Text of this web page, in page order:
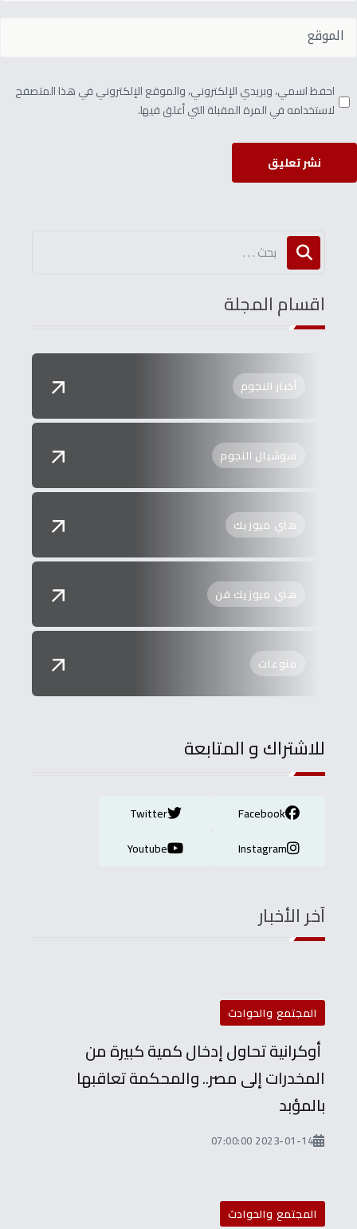
احفظ اسمي، وبريدي الإلكتروني، والموقع الإلكتروني في هذا المتصفح
لاستخدامه في المرة المقبلة التي أعلق فيها.
نشر تعليق
اقسام المجلة
أخبار النجوم
سوشيال النجوم
هاي ميوزيك
هاي ميوزيك فن
منوعات
للاشتراك و المتابعة
Facebook
Twitter
Instagram
Youtube
آخر الأخبار
المجتمع والحوادث
أوكرانية تحاول إدخال كمية كبيرة من
المخدرات إلى مصر.. والمحكمة تعاقبها
بالمؤبد
2023-01-14 07:00:00
المجتمع والحوادث